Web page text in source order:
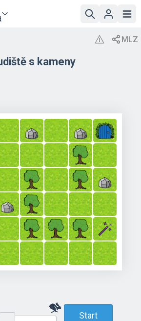
s kameny
Start